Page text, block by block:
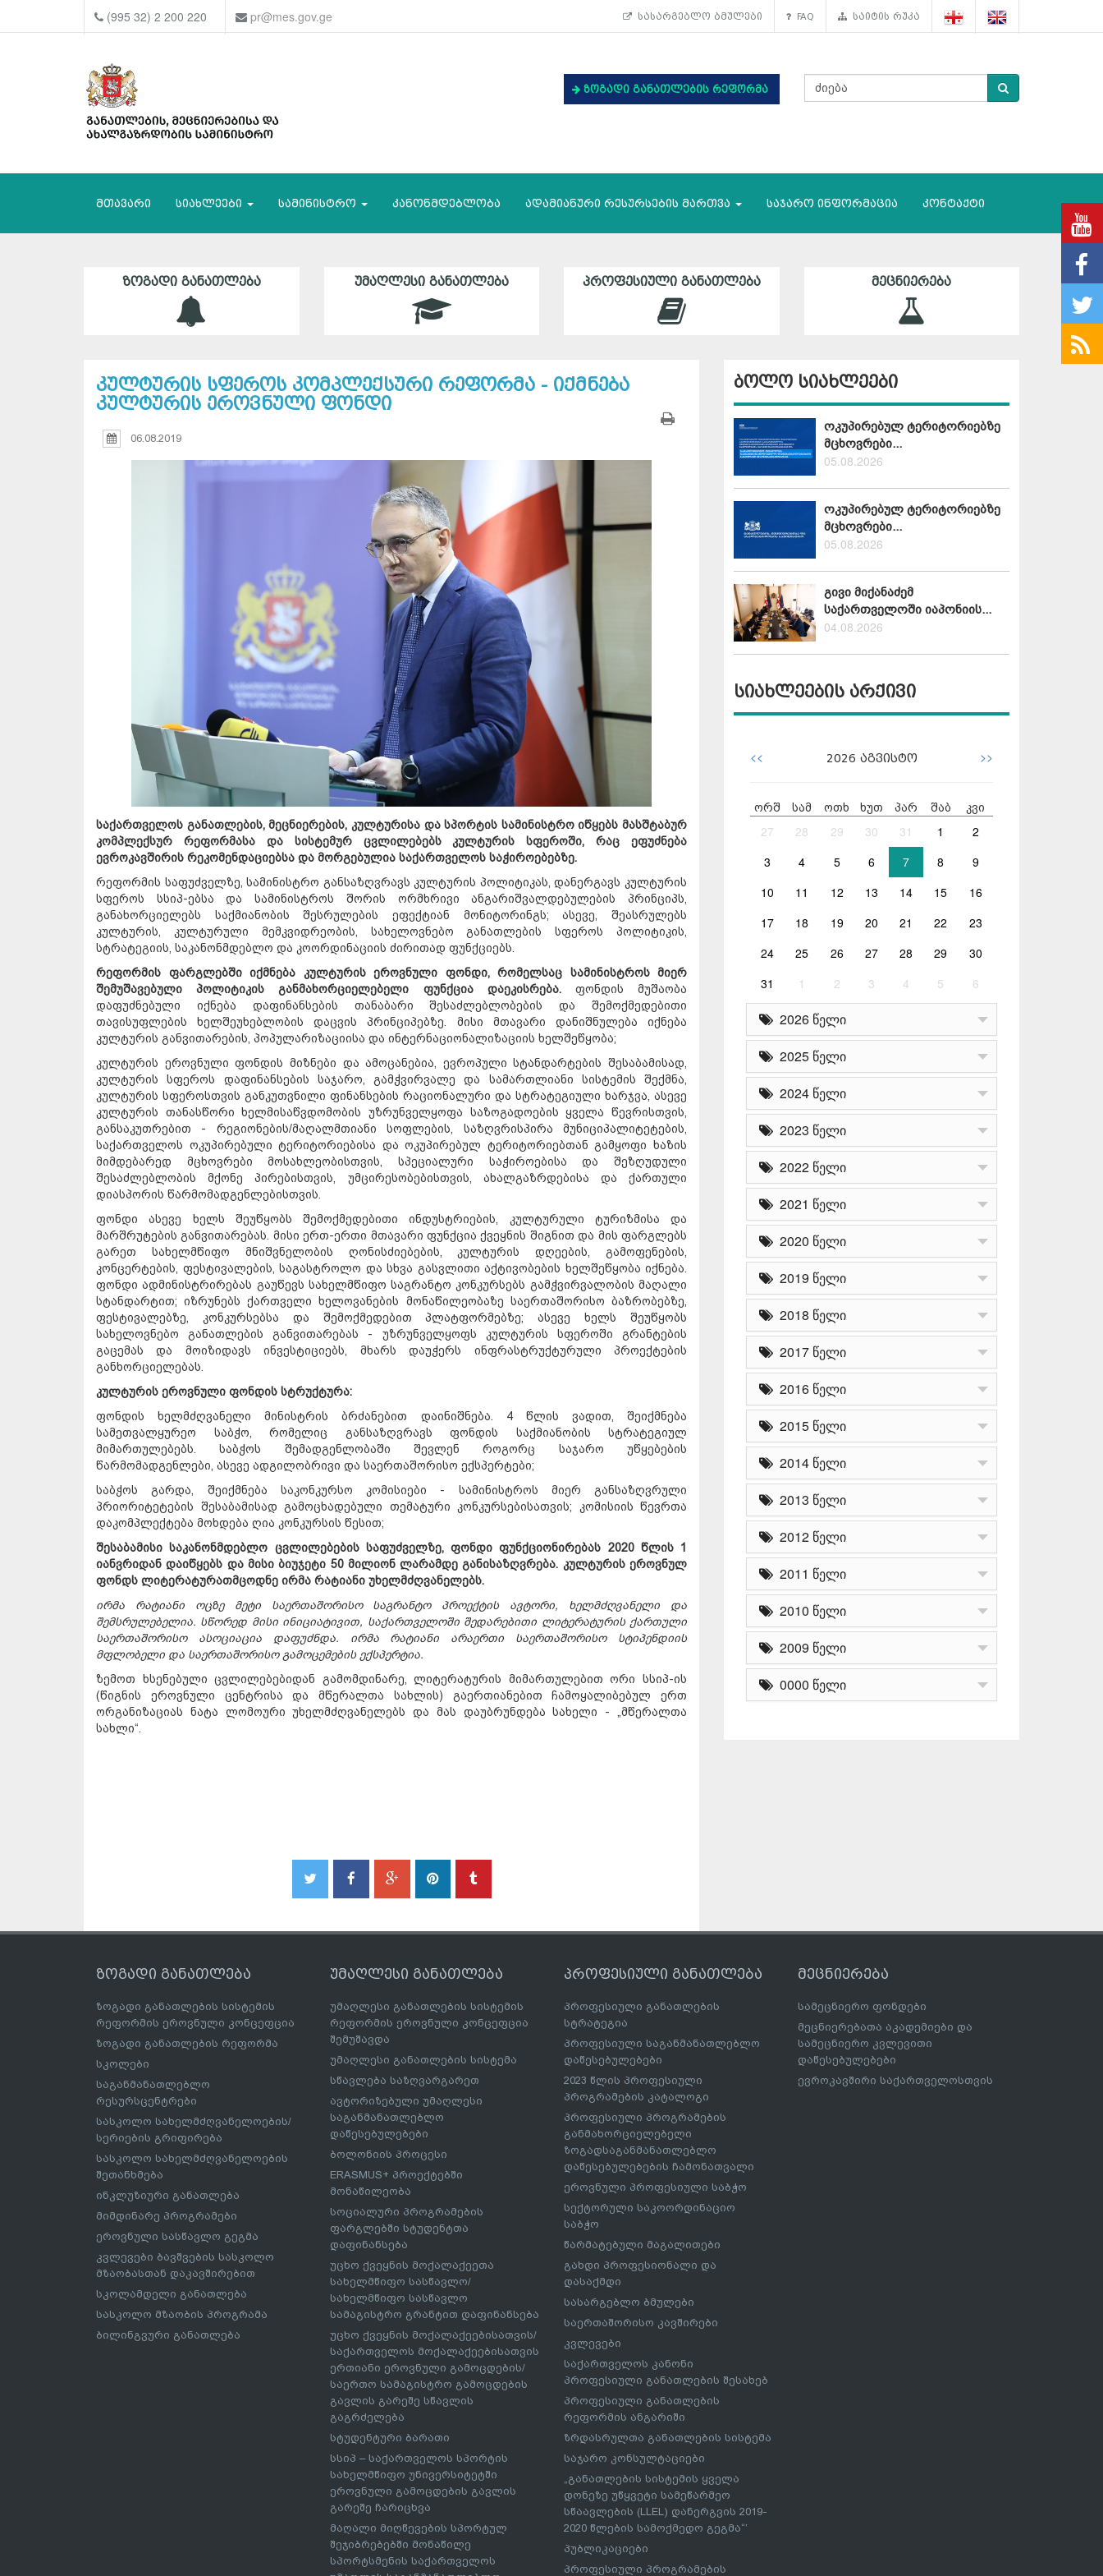
(995 32) 2 200 220 pr@mes.gov.ge სასარგებლო ბმულები FAQ საიტის რუკა
ზოგადი განათლების რეფორმა
მთავარი სიახლეები სამინისტრო კანონმდებლობა ადამიანური რესურსების მართვა საჯარო ინფორმაცია კონტაქტი
ᲖᲝᲒᲐᲓᲘ ᲒᲐᲜᲐᲗᲚᲔᲑᲐ ᲣᲛᲐᲦᲚᲔᲡᲘ ᲒᲐᲜᲐᲗᲚᲔᲑᲐ ᲞᲠᲝᲤᲔᲡᲘᲣᲚᲘ ᲒᲐᲜᲐᲗᲚᲔᲑᲐ ᲛᲔᲪᲜᲘᲔᲠᲔᲑᲐ
კულტურის სფეროს კომპლექსური რეფორმა - იქმნება
კულტურის ეროვნული ფონდი
06.08.2019
საქართველოს განათლების, მეცნიერების, კულტურისა და სპორტის სამინისტრო იწყებს მასშტაბურ
კომპლექსურ რეფორმასა და სისტემურ ცვლილებებს კულტურის სფეროში, რაც ეფუძნება
ევროკავშირის რეკომენდაციებსა და მორგებულია საქართველოს საჭიროებებზე.
რეფორმის საფუძველზე, სამინისტრო განსაზღვრავს კულტურის პოლიტიკას, დანერგავს კულტურის
სფეროს სსიპ-ებსა და სამინისტროს შორის ორმხრივი ანგარიშვალდებულების პრინციპს,
განახორციელებს საქმიანობის შესრულების ეფექტიან მონიტორინგს; ასევე, შეასრულებს
კულტურის, კულტურული მემკვიდრეობის, სახელოვნებო განათლების სფეროს პოლიტიკის,
სტრატეგიის, საკანონმდებლო და კოორდინაციის ძირითად ფუნქციებს.
რეფორმის ფარგლებში იქმნება კულტურის ეროვნული ფონდი, რომელსაც სამინისტროს მიერ
შემუშავებული პოლიტიკის განმახორციელებელი ფუნქცია დაეკისრება. ფონდის მუშაობა
დაფუძნებული იქნება დაფინანსების თანაბარი შესაძლებლობების და შემოქმედებითი
თავისუფლების ხელშეუხებლობის დაცვის პრინციპებზე. მისი მთავარი დანიშნულება იქნება
კულტურის განვითარების, პოპულარიზაციისა და ინტერნაციონალიზაციის ხელშეწყობა;
კულტურის ეროვნული ფონდის მიზნები და ამოცანებია, ევროპული სტანდარტების შესაბამისად,
კულტურის სფეროს დაფინანსების საჯარო, გამჭვირვალე და სამართლიანი სისტემის შექმნა,
კულტურის სფეროსთვის განკუთვნილი ფინანსების რაციონალური და სტრატეგიული ხარჯვა, ასევე
კულტურის თანასწორი ხელმისაწვდომობის უზრუნველყოფა საზოგადოების ყველა წევრისთვის,
განსაკუთრებით - რეგიონების/მაღალმთიანი სოფლების, საზღვრისპირა მუნიციპალიტეტების,
საქართველოს ოკუპირებული ტერიტორიებისა და ოკუპირებულ ტერიტორიებთან გამყოფი ხაზის
მიმდებარედ მცხოვრები მოსახლეობისთვის, სპეციალური საჭიროებისა და შეზღუდული
შესაძლებლობის მქონე პირებისთვის, უმცირესობებისთვის, ახალგაზრდებისა და ქართული
დიასპორის წარმომადგენლებისთვის.
ფონდი ასევე ხელს შეუწყობს შემოქმედებითი ინდუსტრიების, კულტურული ტურიზმისა და
მარშრუტების განვითარებას. მისი ერთ-ერთი მთავარი ფუნქცია ქვეყნის შიგნით და მის ფარგლებს
გარეთ სახელმწიფო მნიშვნელობის ღონისძიებების, კულტურის დღეების, გამოფენების,
კონცერტების, ფესტივალების, საგასტროლო და სხვა გასვლითი აქტივობების ხელშეწყობა იქნება.
ფონდი ადმინისტრირებას გაუწევს სახელმწიფო საგრანტო კონკურსებს გამჭვირვალობის მაღალი
სტანდარტით; იზრუნებს ქართველი ხელოვანების მონაწილეობაზე საერთაშორისო ბაზრობებზე,
ფესტივალებზე, კონკურსებსა და შემოქმედებით პლატფორმებზე; ასევე ხელს შეუწყობს
სახელოვნებო განათლების განვითარებას - უზრუნველყოფს კულტურის სფეროში გრანტების
გაცემას და მოიზიდავს ინვესტიციებს, მხარს დაუჭერს ინფრასტრუქტურული პროექტების
განხორციელებას.
კულტურის ეროვნული ფონდის სტრუქტურა:
ფონდის ხელმძღვანელი მინისტრის ბრძანებით დაინიშნება. 4 წლის ვადით, შეიქმნება
სამეთვალყურეო საბჭო, რომელიც განსაზღვრავს ფონდის საქმიანობის სტრატეგიულ
მიმართულებებს. საბჭოს შემადგენლობაში შევლენ როგორც საჯარო უწყებების
წარმომადგენლები, ასევე ადგილობრივი და საერთაშორისო ექსპერტები;
საბჭოს გარდა, შეიქმნება საკონკურსო კომისიები - სამინისტროს მიერ განსაზღვრული
პრიორიტეტების შესაბამისად გამოცხადებული თემატური კონკურსებისათვის; კომისიის წევრთა
დაკომპლექტება მოხდება ღია კონკურსის წესით;
შესაბამისი საკანონმდებლო ცვლილებების საფუძველზე, ფონდი ფუნქციონირებას 2020 წლის 1
იანვრიდან დაიწყებს და მისი ბიუჯეტი 50 მილიონ ლარამდე განისაზღვრება. კულტურის ეროვნულ
ფონდს ლიტერატურათმცოდნე ირმა რატიანი უხელმძღვანელებს.
ირმა რატიანი ოცზე მეტი საერთაშორისო საგრანტო პროექტის ავტორი, ხელმძღვანელი და
შემსრულებელია. სწორედ მისი ინიციატივით, საქართველოში შედარებითი ლიტერატურის ქართული
საერთაშორისო ასოციაცია დაფუძნდა. ირმა რატიანი არაერთი საერთაშორისო სტიპენდიის
მფლობელი და საერთაშორისო გამოცემების ექსპერტია.
ზემოთ ხსენებული ცვლილებებიდან გამომდინარე, ლიტერატურის მიმართულებით ორი სსიპ-ის
(წიგნის ეროვნული ცენტრისა და მწერალთა სახლის) გაერთიანებით ჩამოყალიბებულ ერთ
ორგანიზაციას ნატა ლომოური უხელმძღვანელებს და მას დაუბრუნდება სახელი - „მწერალთა
სახლი“.
ბოლო სიახლეები
ოკუპირებულ ტერიტორიებზე
მცხოვრები...
05.08.2026
ოკუპირებულ ტერიტორიებზე
მცხოვრები...
05.08.2026
გივი მიქანაძემ
საქართველოში იაპონიის...
04.08.2026
სიახლეების არქივი
<< 2026 აგვისტო >>
ორშ სამ ოთხ ხუთ პარ შაბ კვი
27 28 29 30 31 1
2
3
4 5 6 7 8
9
10
11 12 13 14 15
16
17
18 19 20 21 22
23
24
25 26 27 28 29
30
31
1 2 3 4 5 6
2026 წელი
2025 წელი
2024 წელი
2023 წელი
2022 წელი
2021 წელი
2020 წელი
2019 წელი
2018 წელი
2017 წელი
2016 წელი
2015 წელი
2014 წელი
2013 წელი
2012 წელი
2011 წელი
2010 წელი
2009 წელი
0000 წელი
ზოგადი განათლება
ზოგადი განათლების სისტემის
რეფორმის ეროვნული კონცეფცია
ზოგადი განათლების რეფორმა
სკოლები
საგანმანათლებლო
რესურსცენტრები
სასკოლო სახელმძღვანელოების/
სერიების გრიფირება
სასკოლო სახელმძღვანელოების
შეთანხმება
ინკლუზიური განათლება
მიმდინარე პროგრამები
ეროვნული სასწავლო გეგმა
კვლევები ბავშვების სასკოლო
მზაობასთან დაკავშირებით
სკოლამდელი განათლება
სასკოლო მზაობის პროგრამა
ბილინგვური განათლება
უმაღლესი განათლება
უმაღლესი განათლების სისტემის
რეფორმის ეროვნული კონცეფცია
შემუშავდა
უმაღლესი განათლების სისტემა
სწავლება საზღვარგარეთ
ავტორიზებული უმაღლესი
საგანმანათლებლო
დაწესებულებები
ბოლონიის პროცესი
ERASMUS+ პროექტებში
მონაწილეობა
სოციალური პროგრამების
ფარგლებში სტუდენტთა
დაფინანსება
უცხო ქვეყნის მოქალაქეეთა
სახელმწიფო სასწავლო/
სახელმწიფო სასწავლო
სამაგისტრო გრანტით დაფინანსება
უცხო ქვეყნის მოქალაქეებისათვის/
საქართველოს მოქალაქეებისათვის
ერთიანი ეროვნული გამოცდების/
საერთო სამაგისტრო გამოცდების
გავლის გარეშე სწავლის
გაგრძელება
სტუდენტური ბარათი
სსიპ – საქართველოს სპორტის
სახელმწიფო უნივერსიტეტში
ეროვნული გამოცდების გავლის
გარეშე ჩარიცხვა
მაღალი მიღწევების სპორტულ
შეჯიბრებებში მონაწილე
სპორტსმენის საქართველოს
პროფესიული განათლება
პროფესიული განათლების
სტრატეგია
პროფესიული საგანმანათლებლო
დაწესებულებები
2023 წლის პროფესიული
პროგრამების კატალოგი
პროფესიული პროგრამების
განმახორციელებელი
ზოგადსაგანმანათლებლო
დაწესებულებების ჩამონათვალი
ეროვნული პროფესიული საბჭო
სექტორული საკოორდინაციო
საბჭო
წარმატებული მაგალითები
გახდი პროფესიონალი და
დასაქმდი
სასარგებლო ბმულები
საერთაშორისო კავშირები
კვლევები
საქართველოს კანონი
პროფესიული განათლების შესახებ
პროფესიული განათლების
რეფორმის ანგარიში
ზრდასრულთა განათლების სისტემა
საჯარო კონსულტაციები
„განათლების სისტემის ყველა
დონეზე უწყვეტი სამეწარმეო
სწაავლების (LLEL) დანერგვის 2019-
2020 წლების სამოქმედო გეგმა“’
პუბლიკაციები
პროფესიული პროგრამების
მეცნიერება
სამეცნიერო ფონდები
მეცნიერებათა აკადემიები და
სამეცნიერო კვლევითი
დაწესებულებები
ევროკავშირი საქართველოსთვის